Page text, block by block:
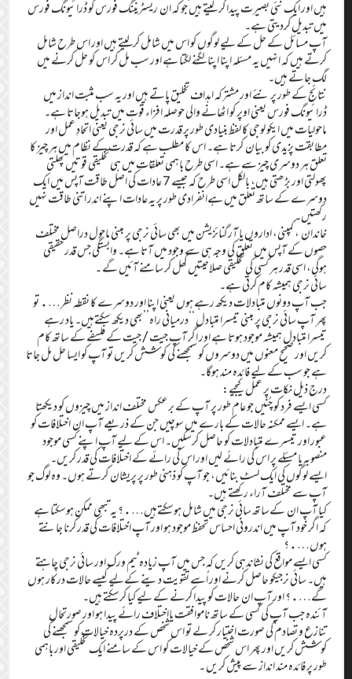
ہیں اور ایک نئی بصیرت پیدا کر لیتے ہیں جو کہ ان ریسٹریننگ فورس کو ڈرائیونگ فورس
میں تبدیل کردیتی ہے۔
آپ مسائل کے حل کے لیے لوگوں کو اس میں شامل کرلیتے ہیں اور اس طرح شامل
کرتے ہیں کہ انہیں یہ مسئلہ اپنا اپنا لگنے لگتا ہے اور سب مل کر اس کو حل کرنے میں
لگ جاتے ہیں۔
نتائج کے طور پر نئے اور مشترکہ اہداف تخلیق پاتے ہیں اور یہ سب مثبت انداز میں
ڈرائیونگ فورس یعنی اوپر کو اٹھانے والی حوصلہ افزاء قوت میں تبدیل ہوجاتا ہے۔
ماحولیات میں ایکو لوجی کا لفظ بنیادی طور پر قدرت میں سائی نرجی یعنی اتحادِ عمل اور
مطابقت پزیدی کو بیان کرتا ہے۔ اس کا مطلب ہے کہ قدرت کے نظام میں ہر چیز کا
تعلق ہر دوسری چیز سے ہے۔ اسی طرح باہمی تعلقات میں ہی تخلیقی قوتیں پھلتی
پھولتی اور بڑھتی ہیں، بالکل اسی طرح کہ جیسے 7 عادات کی اصل طاقت آپس میں ایک
دوسرے کے ساتھ تعلق میں ہےانفرادی طور پر یہ عادات اپنے اندر اتنی طاقت نہیں
رکھتیں۔
خاندان ، کمپنی، اداروں یا آرگنائزیشن میں بھی سائی نرجی پر مبنی ماحول دراصل مختلف
حصوں کے آپس میں تعلق کی وجہ ہی سے وجود میں آتا ہے۔ وابستگی جس قدر حقیقی
ہوگی، اسی قدر ہر کسی کی تخلیقی صلاحیتیں کھل کر سامنے آئیں گے ۔
سائی نرجی ہمیشہ کام کرتی ہے۔
جب آپ دونوں متبادلات دیکھ رہے ہوں یعنی اپنا اور دوسرے کا نقطہ نظر…. تو
پھر آپ سائی نرجی پر مبنی تیسرا متبادل ‘‘درمیانی راہ’’بھی دیکھ سکتےہیں۔ یاد رہے
تیسرا متبادل ہمیشہ موجود ہوتا ہے اور اگر آپ جیت/جیت کے فلسفے کے ساتھ کام
کریں اور صحیح معنوں میں دوسروں کو سمجھنے کی کوشش کریں تو آپ کو ایسا حل مل جاتا
ہے جو سب کے لیے فائدہ مند ہوگا۔
درج ذیل نکات پر عمل کیجیے:
کسی ایسے فرد کو چُنیں جو عام طور پر آپ کے برعکس مختلف انداز میں چیزوں کو دیکھتا
ہے۔ ایسے ممکنہ حالات کے بارے میں سوچیں جن کے ذریعے آپ ان اختلافات کو
عبور اور تیسرے متبادلات کو حاصل کرسکیں۔ اس کے لیے آپ اپنے کسی موجود
منصوبہ یا مسئلے پر اس کی رائے لیں اور اس کی رائے کے اختلافات کی قدر کریں۔
ایسے لوگوں کی ایک لسٹ بنائیں، جو آپ کو ذہنی طور پر پریشان کرتے ہوں۔ وہ لوگ جو
آپ سے مختلف آراء رکھتے ہیں۔
کیا آپ ان کےساتھ سائی نرجی میں شامل ہوسکتےہیں….؟ یہ تبھی ممکن ہوسکتا ہے
کہ اگر خود آپ میں اندرونی احساس تحفظ موجود ہو اور آپ اختلافات کی قدر کرنا جانتے
ہوں….؟
کسی ایسے مواقع کی نشاندہی کریں کہ جس میں آپ زیادہ ٹیم ورک اور سائی نرجی چاہتے
ہیں۔ سائی نرجیکو حاصل کرنے اور اُسے تقویت دینے کےلیے کیسے حالات درکار ہوں
گے….؟ اور آپ ان حالات کو پیدا کرنے کے لیے کیا کرسکتے ہیں۔
آئندہ جب آپ کی کسی کے ساتھ ناموافقت یااختلاف رائے پیدا ہو اور صورتحال
تنازع و تصادم کی صورت اختیار کر لے تو اس شخص کے درپردہ خیالات کو سمجھنے کی
کوشش کریں اور پھر اس شخص کے خیالات کو اس کے سامنے ایک تخلیقی اور باہمی
طور پر فائدہ مند انداز سے پیش کریں ۔